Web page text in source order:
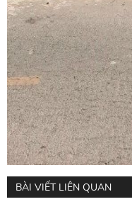
BÀI VIẾT LIÊN QUAN